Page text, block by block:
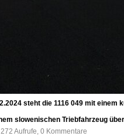
steht die 1116 049 mit
slowenischen Triebfahrzeug
Aufrufe, 0 Kommentare